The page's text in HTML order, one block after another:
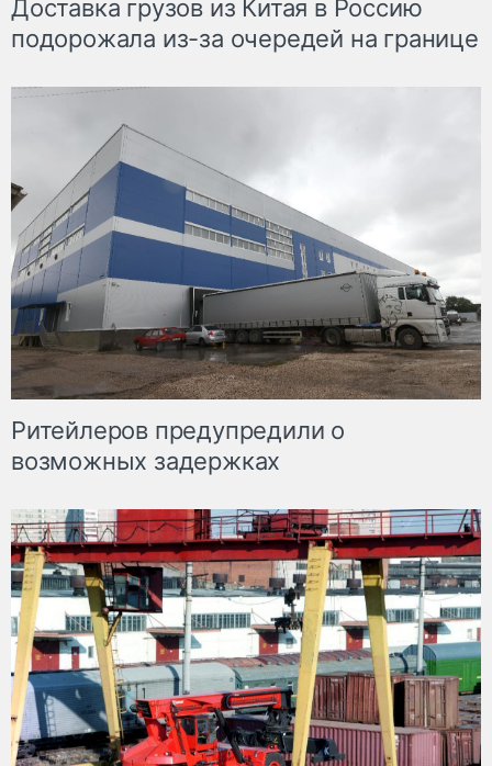
Доставка грузов из Китая в Россию
подорожала из-за очередей на границе
Ритейлеров предупредили о
возможных задержках